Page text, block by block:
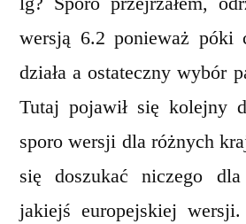
wersją 6.2 ponieważ póki
działa a ostateczny wybór
Tutaj pojawił się kolejny
sporo wersji dla różnych
się doszukać niczego
jakiejś europejskiej